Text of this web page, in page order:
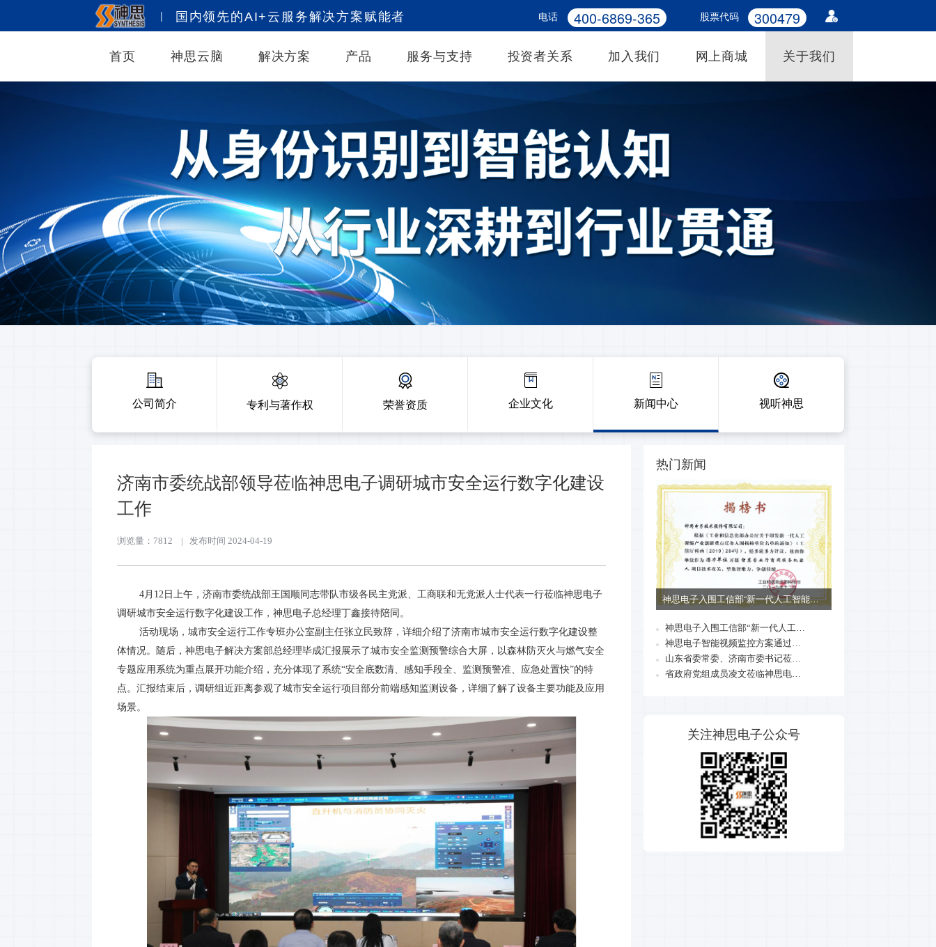
| 国内领先的AI+云服务解决方案赋能者 电话 400-6869-365 股票代码 300479
首页 神思云脑 解决方案 产品 服务与支持 投资者关系 加入我们 网上商城 关于我们
公司简介 专利与著作权 荣誉资质 企业文化 新闻中心 视听神思
济南市委统战部领导莅临神思电子调研城市安全运行数字化建设
工作
浏览量：7812 发布时间 2024-04-19
4月12日上午，济南市委统战部王国顺同志带队市级各民主党派、工商联和无党派人士代表一行莅临神思电子
调研城市安全运行数字化建设工作，神思电子总经理丁鑫接待陪同。
活动现场，城市安全运行工作专班办公室副主任张立民致辞，详细介绍了济南市城市安全运行数字化建设整
体情况。随后，神思电子解决方案部总经理毕成汇报展示了城市安全监测预警综合大屏，以森林防灭火与燃气安全
专题应用系统为重点展开功能介绍，充分体现了系统“安全底数清、感知手段全、监测预警准、应急处置快”的特
点。汇报结束后，调研组近距离参观了城市安全运行项目部分前端感知监测设备，详细了解了设备主要功能及应用
场景。
热门新闻
神思电子入围工信部“新一代人工智能产业创新重点任务入围揭榜单位名单”
神思电子入围工信部“新一代人工智能产业创新重点任务入围揭榜单位名单”
神思电子智能视频监控方案通过华为技术认证
山东省委常委、济南市委书记莅临神思电子调研
省政府党组成员凌文莅临神思电子调研人工智能产业发展
关注神思电子公众号